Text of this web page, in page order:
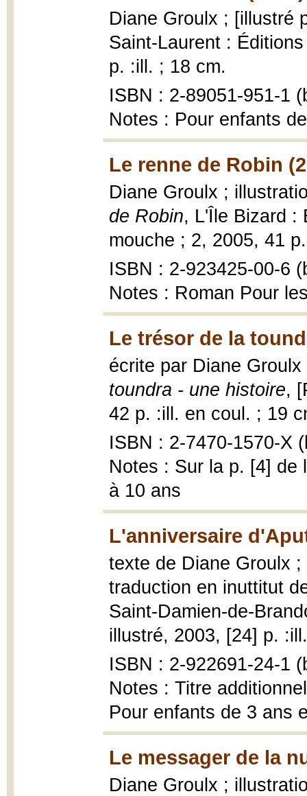
Diane Groulx ; [illustré
Saint-Laurent :
p. :ill. ; 18 cm.
ISBN : 2-89051-951-1
Notes : Pour enfants
Le renne de Robin
Diane Groulx ;
de Robin, L'Île Bizard :
mouche ; 2, 2005, 41
ISBN : 2-923425-00-6
Notes : Roman Pour
Le trésor de la
écrite par Diane
toundra - une histoire,
42 p. :ill. en coul. ; 19
ISBN : 2-7470-1570-X
Notes : Sur la p. [4] de
à 10 ans
L'anniversaire
texte de Diane Groulx
traduction en inuttitut
Saint-Damien-de-
illustré, 2003, [24] p.
ISBN : 2-922691-24-1
Notes : Titre
Pour enfants de 3 ans
Le messager de la
Diane Groulx ;